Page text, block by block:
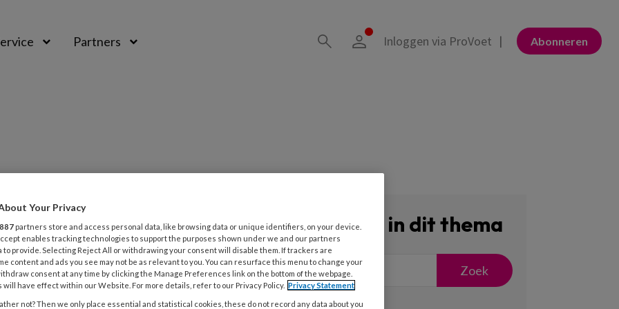
Partners Abonneren
Inloggen via ProVoet
zich bezighoudt met aandoeningen van
vind je zowel de veelvoorkomende als
Zoeken in dit thema
Zoek
Your Privacy
887 partners store and access personal data, like browsing data or unique identifiers, on your device.
enables tracking technologies to support the purposes shown under we and our partners
to provide. Selecting Reject All or withdrawing your consent will disable them. If trackers are
content and ads you see may not be as relevant to you. You can resurface this menu to change your
consent at any time by clicking the Manage Preferences link on the bottom of the webpage.
will have effect within our Website. For more details, refer to our Privacy Policy. Privacy Statement
not? Then we only place essential and statistical cookies, these do not record any data about you